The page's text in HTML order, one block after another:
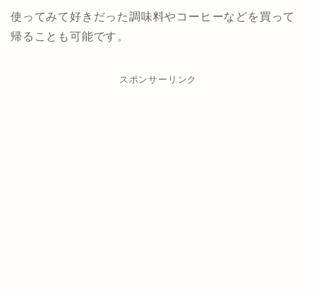
使ってみて好きだった調味料やコーヒーなどを買って
帰ることも可能です。
スポンサーリンク